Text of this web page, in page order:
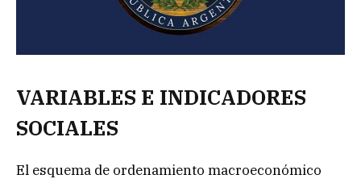
VARIABLES E INDICADORES
SOCIALES
El esquema de ordenamiento macroeconómico